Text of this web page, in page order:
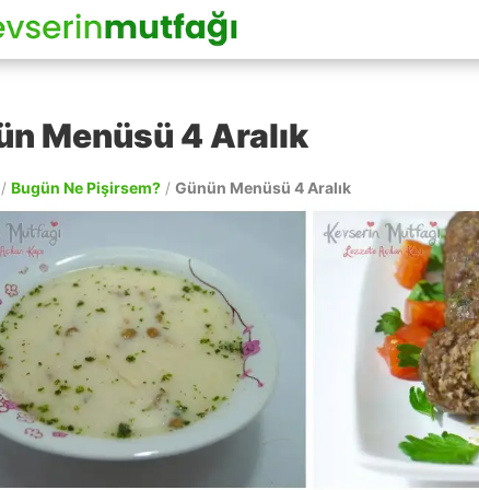
Menüsü 4 Aralık
/ Bugün Ne Pişirsem? / Günün Menüsü 4 Aralık